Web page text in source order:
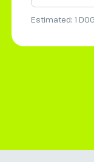
Estimated: 1